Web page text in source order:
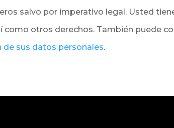
salvo por imperativo legal. Usted
como otros derechos. También puede
sus datos personales.